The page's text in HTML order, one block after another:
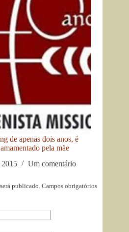
de apenas dois anos, é
pela mãe
2015
Um comentário
publicado. Campos obrigatórios